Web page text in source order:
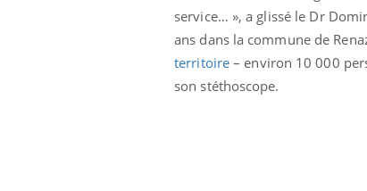
service… », a glissé le Dr
ans dans la commune de
territoire – environ 10 000
son stéthoscope.